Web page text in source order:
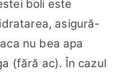
boli este
asigură-
nu bea apa
(fără ac). În cazul